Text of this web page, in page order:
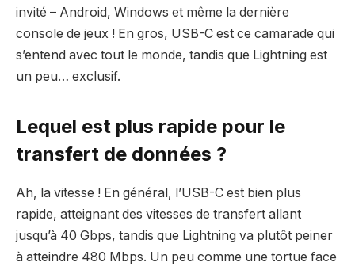
invité – Android, Windows et même la dernière
console de jeux ! En gros, USB-C est ce camarade qui
s’entend avec tout le monde, tandis que Lightning est
un peu… exclusif.
Lequel est plus rapide pour le
transfert de données ?
Ah, la vitesse ! En général, l’USB-C est bien plus
rapide, atteignant des vitesses de transfert allant
jusqu’à 40 Gbps, tandis que Lightning va plutôt peiner
à atteindre 480 Mbps. Un peu comme une tortue face